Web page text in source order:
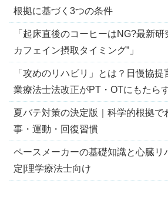
根拠に基づく3つの条件
「起床直後のコーヒーはNG?最新
カフェイン摂取タイミング”」
「攻めのリハビリ」とは？日慢協
業療法士法改正がPT・OTにもたら
夏バテ対策の決定版｜科学的根拠で
事・運動・回復習慣
ペースメーカーの基礎知識と心臓リ
定|理学療法士向け